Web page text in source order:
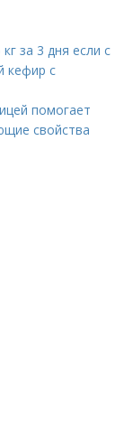
за 3 дня если с
кефир с
помогает
свойства